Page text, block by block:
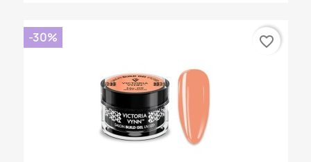
-30% favorite_border